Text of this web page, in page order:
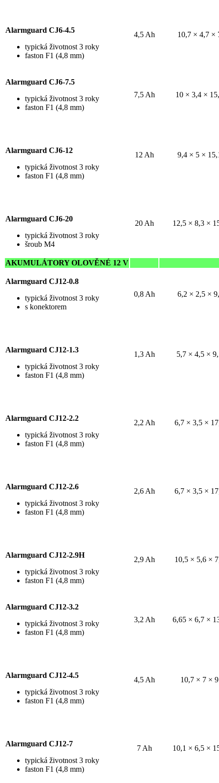
Alarmguard CJ6-4.5
typická životnost 3 roky
faston F1 (4,8 mm)
4,5 Ah 10,7 × 4,7 ×
Alarmguard CJ6-7.5
typická životnost 3 roky
faston F1 (4,8 mm)
7,5 Ah 10 × 3,4 ×
Alarmguard CJ6-12
typická životnost 3 roky
faston F1 (4,8 mm)
12 Ah 9,4 × 5 ×
Alarmguard CJ6-20
typická životnost 3 roky
šroub M4
20 Ah 12,5 × 8,3 ×
AKUMULÁTORY OLOVĚNÉ 12 V
Alarmguard CJ12-0.8
typická životnost 3 roky
s konektorem
0,8 Ah 6,2 × 2,5 ×
Alarmguard CJ12-1.3
typická životnost 3 roky
faston F1 (4,8 mm)
1,3 Ah 5,7 × 4,5 ×
Alarmguard CJ12-2.2
typická životnost 3 roky
faston F1 (4,8 mm)
2,2 Ah 6,7 × 3,5 ×
Alarmguard CJ12-2.6
typická životnost 3 roky
faston F1 (4,8 mm)
2,6 Ah 6,7 × 3,5 ×
Alarmguard CJ12-2.9H
typická životnost 3 roky
faston F1 (4,8 mm)
2,9 Ah 10,5 × 5,6 ×
Alarmguard CJ12-3.2
typická životnost 3 roky
faston F1 (4,8 mm)
3,2 Ah 6,65 × 6,7 ×
Alarmguard CJ12-4.5
typická životnost 3 roky
faston F1 (4,8 mm)
4,5 Ah 10,7 × 7 × 9
Alarmguard CJ12-7
typická životnost 3 roky
faston F1 (4,8 mm)
7 Ah 10,1 × 6,5 ×